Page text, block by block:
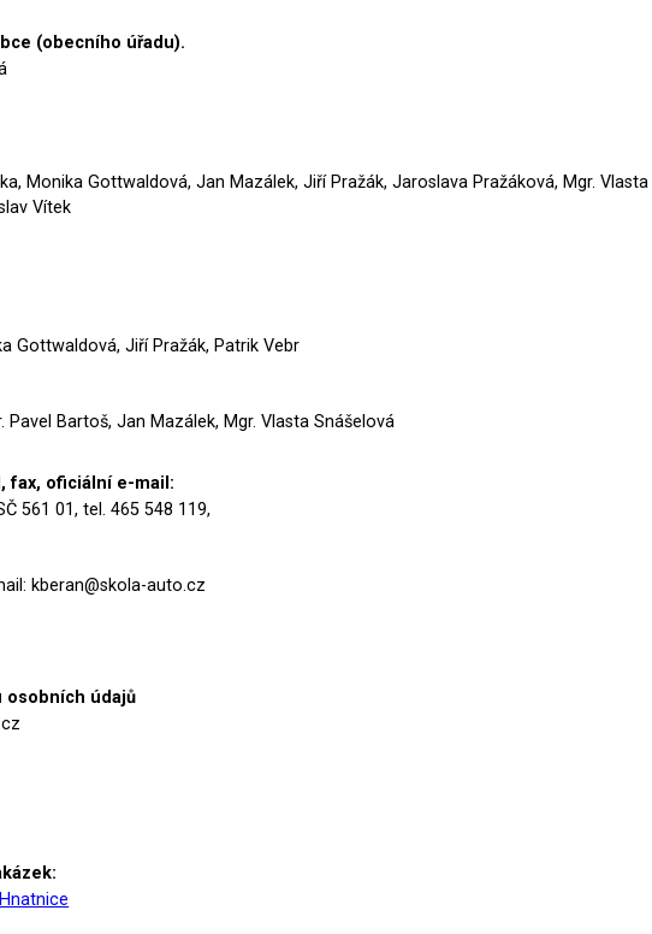
(obecního úřadu).
Monika Gottwaldová, Jan Mazálek, Jiří Pražák, Jaroslava Pražáková, Mgr. Vlasta
Vítek
Gottwaldová, Jiří Pražák, Patrik Vebr
Pavel Bartoš, Jan Mazálek, Mgr. Vlasta Snášelová
fax, oficiální e-mail:
561 01, tel. 465 548 119,
kberan@skola-auto.cz
osobních údajů